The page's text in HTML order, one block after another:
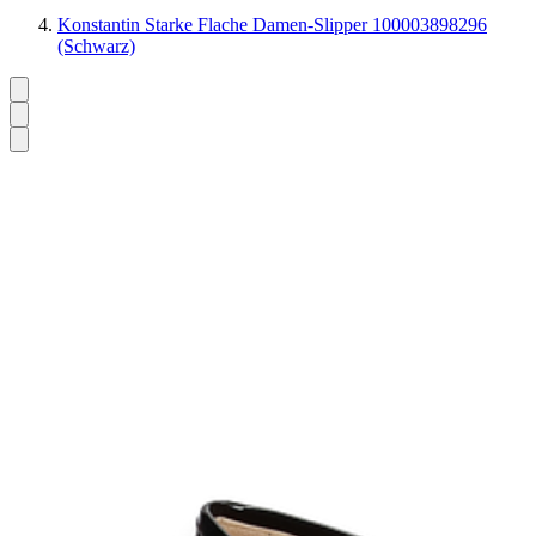
Konstantin Starke Flache Damen-Slipper 100003898296
(Schwarz)